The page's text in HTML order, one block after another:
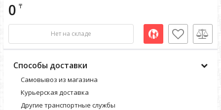
0 ₸
Нет на складе
Способы доставки
Самовывоз из магазина
Курьерская доставка
Другие транспортные службы